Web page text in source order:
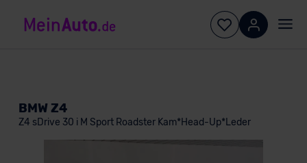
BMW Z4
Z4 sDrive 30 i M Sport Roadster Kam*Head-Up*Leder